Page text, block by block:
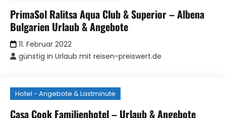
PrimaSol Ralitsa Aqua Club & Superior – Albena
Bulgarien Urlaub & Angebote
11. Februar 2022
günstig in Urlaub mit reisen-preiswert.de
Hotel - Angebote & Lastminute
Casa Cook Familienhotel – Urlaub & Angebote